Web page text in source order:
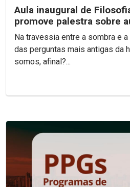
Aula inaugural de
promove palestra sobre
Na travessia entre a sombra e
das perguntas mais antigas da
somos, afinal?...